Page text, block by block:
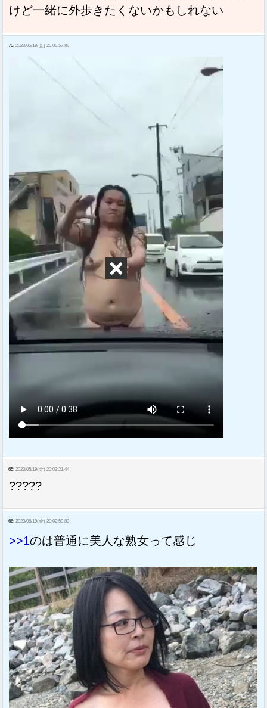
けど一緒に外歩きたくないかもしれない
70: 2023/05/19(金) 20:06:57.86
65: 2023/05/19(金) 20:02:21.44
?????
66: 2023/05/19(金) 20:02:59.80
>>1のは普通に美人な熟女って感じ